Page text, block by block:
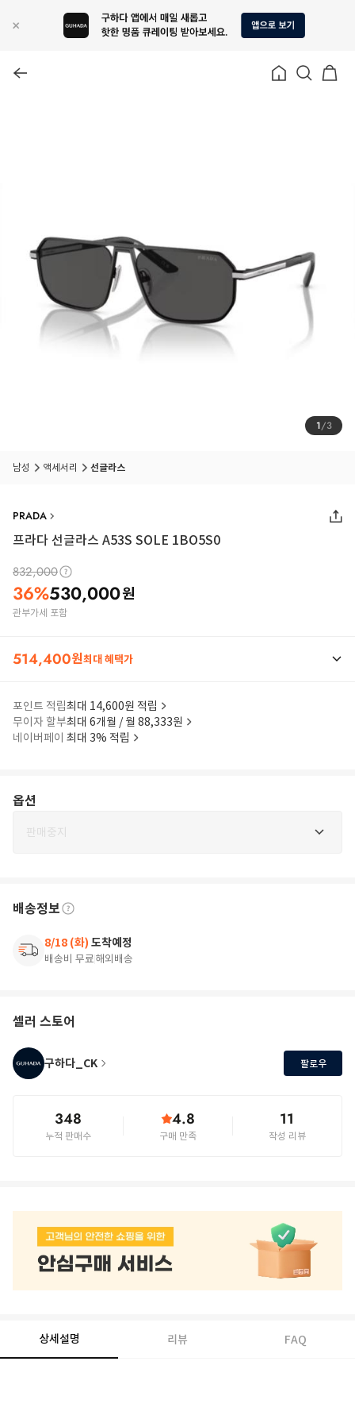
1/3
남성 액세서리 선글라스
PRADA
프라다 선글라스 A53S SOLE 1BO5S0
832,000
36%530,000원
관부가세 포함
514,400원최대 혜택가
포인트 적립최대 14,600원 적립
무이자 할부최대 6개월 / 월 88,333원
네이버페이 최대 3% 적립
옵션
판매중지
배송정보
8/18 (화) 도착예정
배송비 무료해외배송
셀러 스토어
구하다_CK 팔로우
348
누적 판매수
4.8
구매 만족
11
작성 리뷰
상세설명 리뷰 FAQ